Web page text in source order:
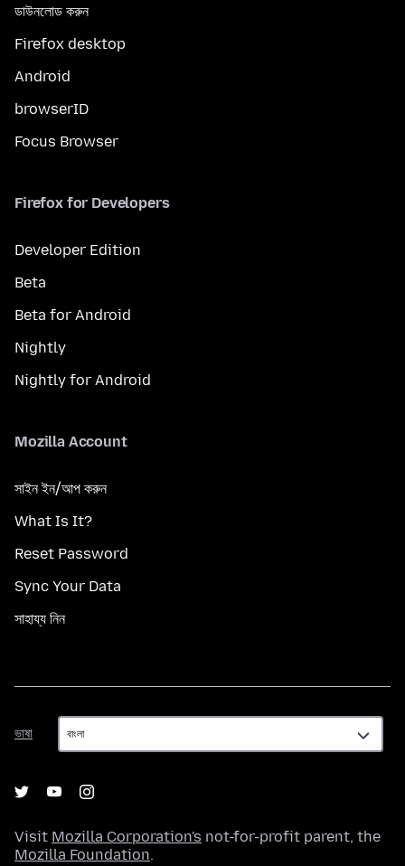
ডাউনলোড করুন
Firefox desktop
Android
browserID
Focus Browser
Firefox for Developers
Developer Edition
Beta
Beta for Android
Nightly
Nightly for Android
Mozilla Account
সাইন ইন/আপ করুন
What Is It?
Reset Password
Sync Your Data
সাহায্য নিন
ভাষা
ভাষা
Visit Mozilla Corporation's not-for-profit parent, the
Mozilla Foundation.